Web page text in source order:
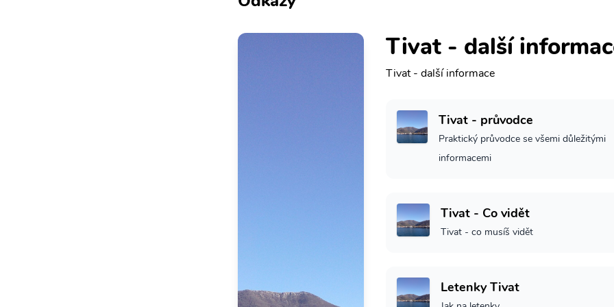
Tivat - další
Tivat - další informace
Tivat - průvodce
Praktický průvodce se všemi důležitými
informacemi
Tivat - Co vidět
Tivat - co musíš vidět
Letenky Tivat